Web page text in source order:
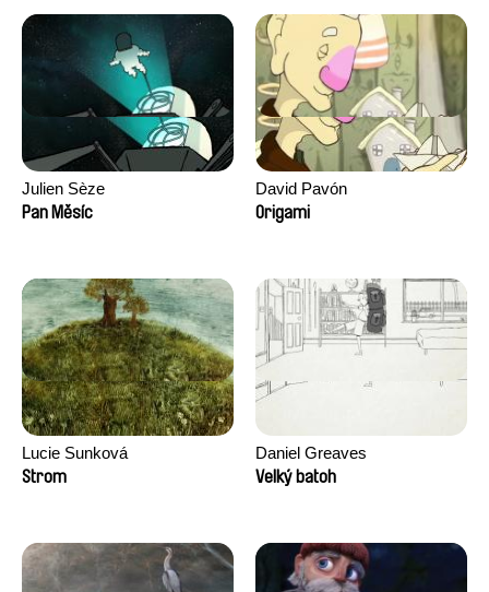
Julien Sèze
Pan Měsíc
David Pavón
Origami
Lucie Sunková
Strom
Daniel Greaves
Velký batoh